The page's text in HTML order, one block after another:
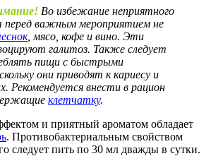
Во избежание неприятного
перед важным мероприятием не
, мясо, кофе и вино. Эти
галитоз. Также следует
пищи с быстрыми
они приводят к кариесу и
Рекомендуется внести в рацион
клетчатку.
и приятный ароматом обладает
. Противобактериальным свойством
следует пить по 30 мл дважды в сутки.